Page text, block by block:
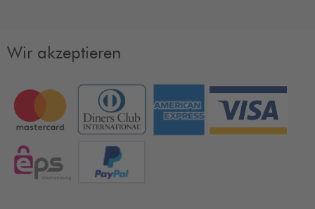
Wir akzeptieren